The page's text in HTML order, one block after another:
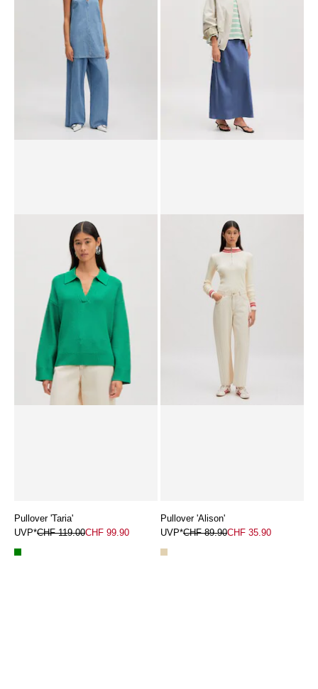
Kleid 'Xristina'
CHF 99.90CHF 79.90 CHF 99.90 CHF 69.90
Pullover 'Taria'
UVP*CHF 119.00CHF 99.90
Pullover 'Alison'
UVP*CHF 89.90CHF 35.90